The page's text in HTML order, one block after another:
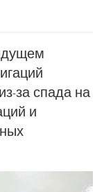
за спада на
и